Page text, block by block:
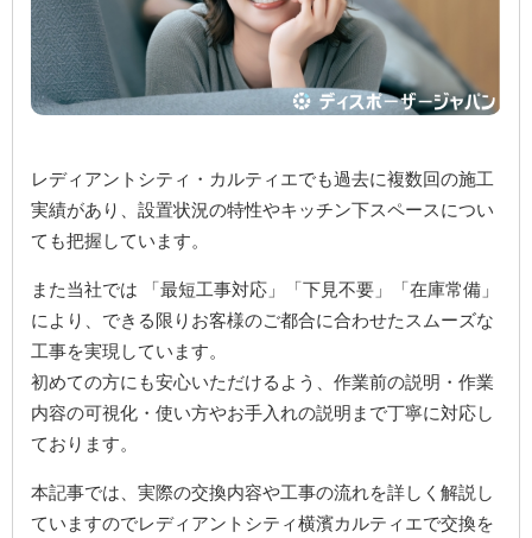
レディアントシティ・カルティエでも過去に複数回の施工
実績があり、設置状況の特性やキッチン下スペースについ
ても把握しています。
また当社では 「最短工事対応」「下見不要」「在庫常備」
により、できる限りお客様のご都合に合わせたスムーズな
工事を実現しています。
初めての方にも安心いただけるよう、作業前の説明・作業
内容の可視化・使い方やお手入れの説明まで丁寧に対応し
ております。
本記事では、実際の交換内容や工事の流れを詳しく解説し
ていますのでレディアントシティ横濱カルティエで交換を